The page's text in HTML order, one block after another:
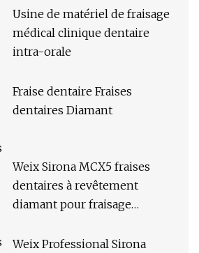
Usine de matériel de fraisage
médical clinique dentaire
intra-orale
Fraise dentaire Fraises
dentaires Diamant
Weix Sirona MCX5 fraises
dentaires à revêtement
diamant pour fraisage
Weix Professional Sirona